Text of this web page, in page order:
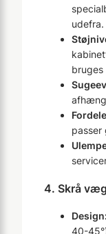
udefra.
passer
4. Skrå
Design:
40-